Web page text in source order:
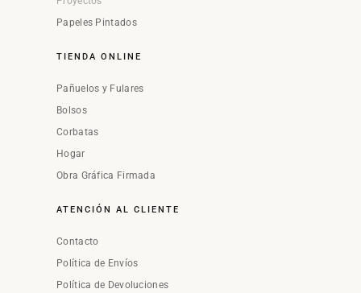
Papeles Pintados
TIENDA ONLINE
Pañuelos y Fulares
Bolsos
Corbatas
Hogar
Obra Gráfica Firmada
ATENCIÓN AL CLIENTE
Contacto
Política de Envíos
Política de Devoluciones